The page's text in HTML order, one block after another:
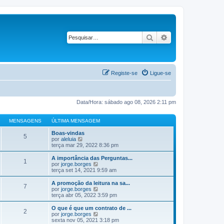
Pesquisar
Ligue-se
Registe-se
Data/Hora: sábado ago 08, 2026 2:11 pm
MENSAGENS ÚLTIMA MENSAGEM
5
Boas-vindas
por aleluia
e
j
a
a
ú
i
m
a
e
n
s
terça mar 29, 2022 8:36 pm
1
A importância das Perguntas...
por jorge.borges
e
j
a
ú
i
m
terça set 14, 2021 9:59 am
7
A promoção da leitura na sa...
por jorge.borges
e
j
a
ú
terça abr 05, 2022 3:59 pm
2
O que é que um contrato de ...
por jorge.borges
e
sexta nov 05, 2021 3:18 pm